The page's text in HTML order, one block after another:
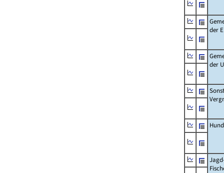
der
der